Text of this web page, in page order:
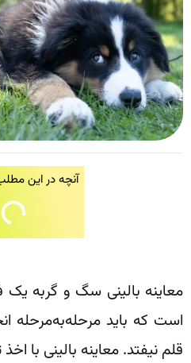
آنچه در این
معاینه بالینی سگ و گربه یک
است که باید مرحله‌به‌مرحله
قلم نیفتد. معاینه بالینی با